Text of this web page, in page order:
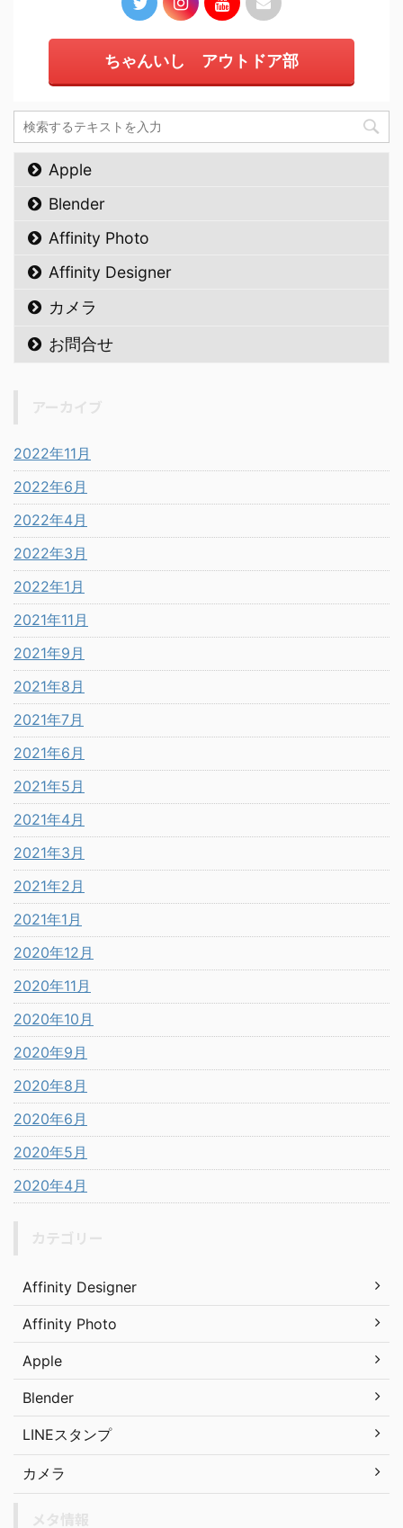
ちゃんいし アウトドア部
Apple
Blender
Affinity Photo
Affinity Designer
カメラ
お問合せ
2022年11月
2022年6月
2022年4月
2022年3月
2022年1月
2021年11月
2021年9月
2021年8月
2021年7月
2021年6月
2021年5月
2021年4月
2021年3月
2021年2月
2021年1月
2020年12月
2020年11月
2020年10月
2020年9月
2020年8月
2020年6月
2020年5月
2020年4月
Affinity Designer
Affinity Photo
Apple
Blender
LINEスタンプ
カメラ